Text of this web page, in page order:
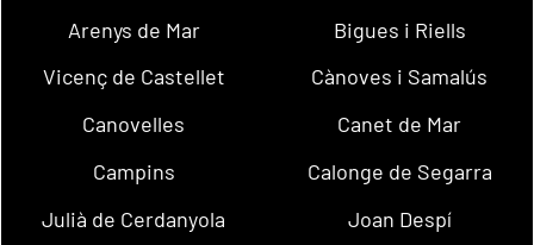
Arenys de Mar
Bigues i Riells
Vicenç de Castellet
Cànoves i Samalús
Canovelles
Canet de Mar
Campins
Calonge de Segarra
Julià de Cerdanyola
Joan Despí